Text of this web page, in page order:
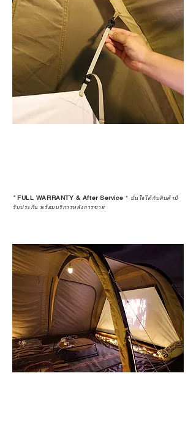
*FULL WARRANTY & After Service * มั่นใจได้กับสินค้ามี
รับประกัน พร้อมบริการหลังการขาย